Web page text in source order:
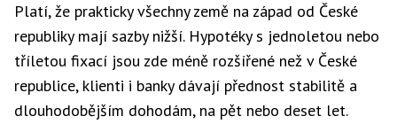
Platí, že prakticky všechny země na západ od České
republiky mají sazby nižší. Hypotéky s jednoletou nebo
tříletou fixací jsou zde méně rozšířené než v České
republice, klienti i banky dávají přednost stabilitě a
dlouhodobějším dohodám, na pět nebo deset let.